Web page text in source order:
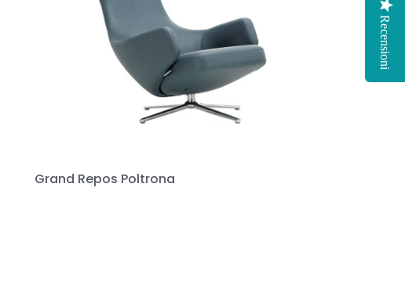
Grand Repos Poltrona
Recensioni